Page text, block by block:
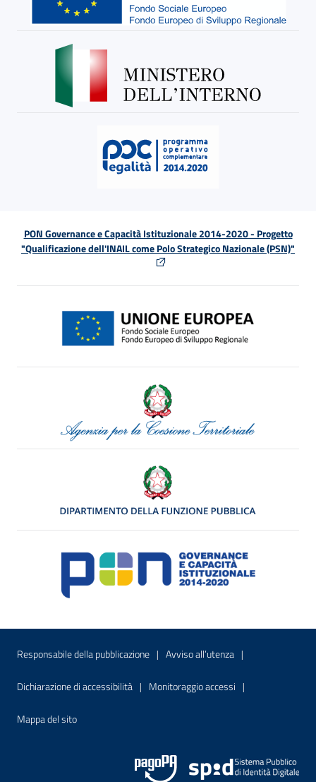
PON Governance e Capacità Istituzionale 2014-2020 - Progetto
"Qualificazione dell'INAIL come Polo Strategico Nazionale (PSN)"
Menu di servizio
Responsabile della pubblicazione Sito interno - Apre in una nuova
Avviso all’utenza Sito interno -
Dichiarazione di accessibilità Sito interno - Apre in una nuova finestra
Monitoraggio accessi Sito interno -
Mappa del sitoSito interno - Apre nella stessa finestra